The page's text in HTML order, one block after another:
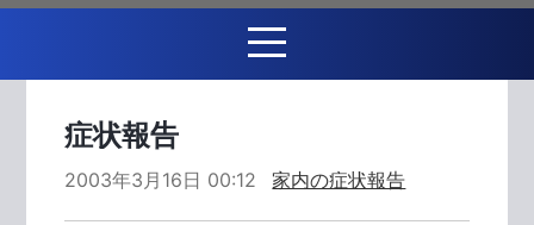
症状報告
2003年3月16日 00:12 家内の症状報告